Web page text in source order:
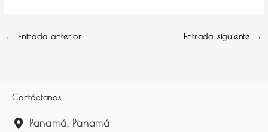
← Entrada anterior Entrada siguiente →
Contáctanos
Panamá, Panamá